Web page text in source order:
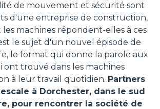
de mouvement et sécurité sont
d'une entreprise de construction,
les machines répondent-elles à ces
le sujet d'un nouvel épisode de
le format qui donne la parole aux
ont trouvé dans les machines
à leur travail quotidien. Partners
à Dorchester, dans le sud
pour rencontrer la société de